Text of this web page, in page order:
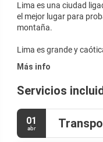
Lima es una ciudad
el mejor lugar para
montaña.
Más info
Servicios
01
abr